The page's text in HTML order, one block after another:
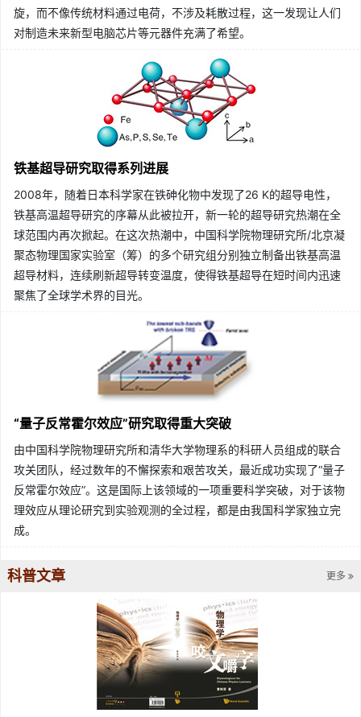
旋，而不像传统材料通过电荷，不涉及耗散过程，这一发现让人们
对制造未来新型电脑芯片等元器件充满了希望。
铁基超导研究取得系列进展
2008年，随着日本科学家在铁砷化物中发现了26 K的超导电性，
铁基高温超导研究的序幕从此被拉开，新一轮的超导研究热潮在全
球范围内再次掀起。在这次热潮中，中国科学院物理研究所/北京凝
聚态物理国家实验室（筹）的多个研究组分别独立制备出铁基高温
超导材料，连续刷新超导转变温度，使得铁基超导在短时间内迅速
聚焦了全球学术界的目光。
“量子反常霍尔效应”研究取得重大突破
由中国科学院物理研究所和清华大学物理系的科研人员组成的联合
攻关团队，经过数年的不懈探索和艰苦攻关，最近成功实现了“量子
反常霍尔效应”。这是国际上该领域的一项重要科学突破，对于该物
理效应从理论研究到实验观测的全过程，都是由我国科学家独立完
成。
科普文章 更多